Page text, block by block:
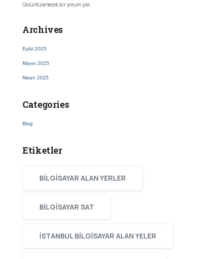
Görüntülenecek bir yorum yok.
Archives
Eylül 2025
Mayıs 2025
Nisan 2025
Categories
Blog
Etiketler
BILGISAYAR ALAN YERLER
BILGISAYAR SAT
ISTANBUL BILGISAYAR ALAN YELER